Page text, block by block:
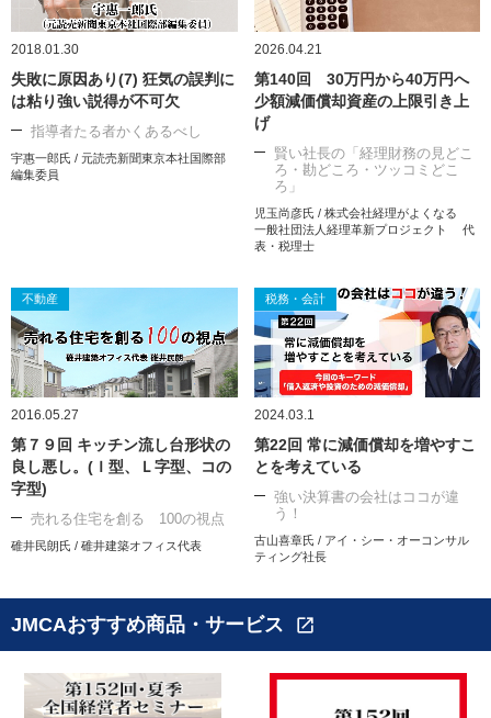
2018.01.30
失敗に原因あり(7) 狂気の誤判に
は粘り強い説得が不可欠
指導者たる者かくあるべし
宇惠一郎氏 / 元読売新聞東京本社国際部
編集委員
2026.04.21
第140回 30万円から40万円へ
少額減価償却資産の上限引き上
げ
賢い社長の「経理財務の見どこ
ろ・勘どころ・ツッコミどこ
ろ」
児玉尚彦氏 / 株式会社経理がよくなる
一般社団法人経理革新プロジェクト 代
表・税理士
不動産
2016.05.27
第７９回 キッチン流し台形状の
良し悪し。(Ｉ型、Ｌ字型、コの
字型)
売れる住宅を創る 100の視点
碓井民朗氏 / 碓井建築オフィス代表
税務・会計
2024.03.1
第22回 常に減価償却を増やすこ
とを考えている
強い決算書の会社はココが違
う！
古山喜章氏 / アイ・シー・オーコンサル
ティング社長
JMCAおすすめ商品・サービス open_in_new